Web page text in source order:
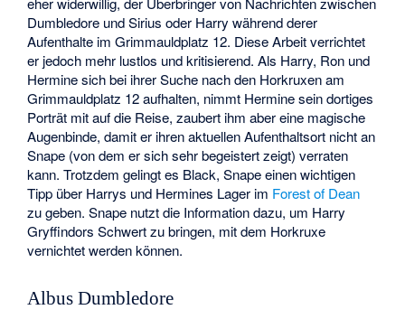
Dumbledore und Sirius oder Harry während derer
Aufenthalte im Grimmauldplatz 12. Diese Arbeit verrichtet
er jedoch mehr lustlos und kritisierend. Als Harry, Ron und
Hermine sich bei ihrer Suche nach den Horkruxen am
Grimmauldplatz 12 aufhalten, nimmt Hermine sein dortiges
Porträt mit auf die Reise, zaubert ihm aber eine magische
Augenbinde, damit er ihren aktuellen Aufenthaltsort nicht an
Snape (von dem er sich sehr begeistert zeigt) verraten
kann. Trotzdem gelingt es Black, Snape einen wichtigen
Tipp über Harrys und Hermines Lager im Forest of Dean
zu geben. Snape nutzt die Information dazu, um Harry
Gryffindors Schwert zu bringen, mit dem Horkruxe
vernichtet werden können.
Albus Dumbledore